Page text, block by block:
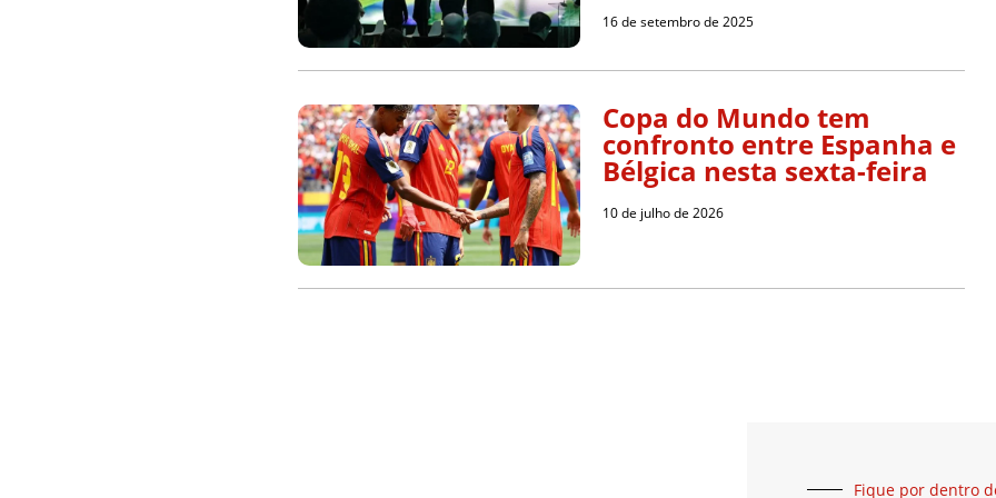
16 de setembro de 2025
Copa do Mundo tem
confronto entre Espanha e
Bélgica nesta sexta-feira
10 de julho de 2026
Fique por dentro